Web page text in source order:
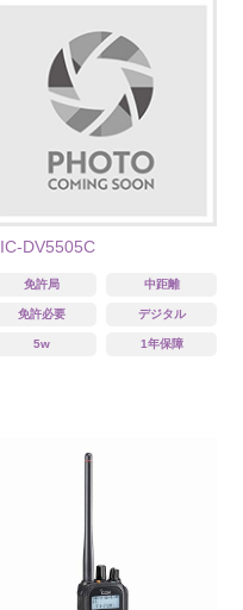
IC-DV5505C
免許局 中距離
免許必要 デジタル
5w 1年保障